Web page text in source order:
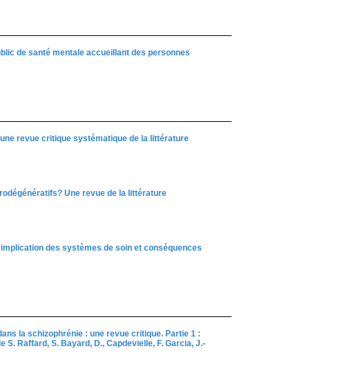
de santé mentale accueillant des personnes
revue critique systématique de la littérature
Une revue de la littérature
des systèmes de soin et conséquences
la schizophrénie : une revue critique. Partie 1 :
S. Raffard, S. Bayard, D., Capdevielle, F. Garcia, J.-